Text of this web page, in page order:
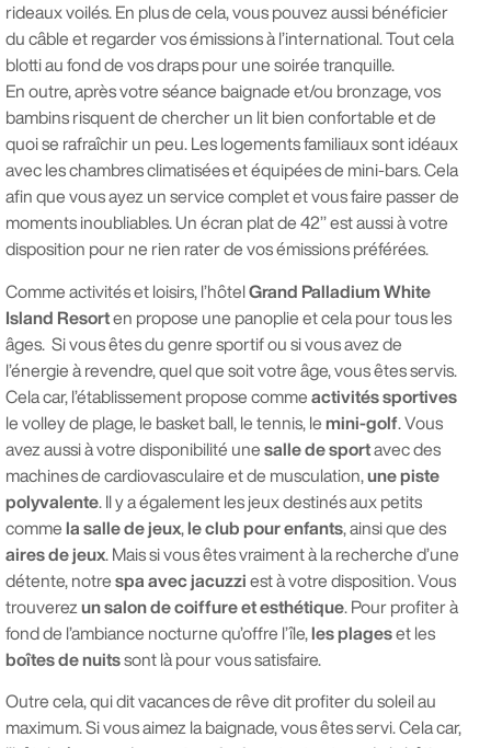
rideaux voilés. En plus de cela, vous pouvez aussi bénéficier
du câble et regarder vos émissions à l’international. Tout cela
blotti au fond de vos draps pour une soirée tranquille.
En outre, après votre séance baignade et/ou bronzage, vos
bambins risquent de chercher un lit bien confortable et de
quoi se rafraîchir un peu. Les logements familiaux sont idéaux
avec les chambres climatisées et équipées de mini-bars. Cela
afin que vous ayez un service complet et vous faire passer de
moments inoubliables. Un écran plat de 42’’ est aussi à votre
disposition pour ne rien rater de vos émissions préférées.
Comme activités et loisirs, l’hôtel Grand Palladium White
Island Resorten propose une panoplie et cela pour tous les
âges. Si vous êtes du genre sportif ou si vous avez de
l’énergie à revendre, quel que soit votre âge, vous êtes servis.
Cela car, l’établissement propose comme activités sportives
le volley de plage, le basket ball, le tennis, le mini-golf . Vous
avez aussi à votre disponibilité une salle de sportavec des
machines de cardiovasculaire et de musculation, une piste
polyvalente . Il y a également les jeux destinés aux petits
comme la salle de jeux le club pour enfants , ainsi que des
aires de jeux . Mais si vous êtes vraiment à la recherche d’une
détente, notre spa avec jacuzzi est à votre disposition. Vous
trouverez un salon de coiffure et esthétique . Pour profiter à
fond de l’ambiance nocturne qu’offre l’île, les plageset les
boîtes de nuitssont là pour vous satisfaire.
Outre cela, qui dit vacances de rêve dit profiter du soleil au
maximum. Si vous aimez la baignade, vous êtes servi. Cela car,